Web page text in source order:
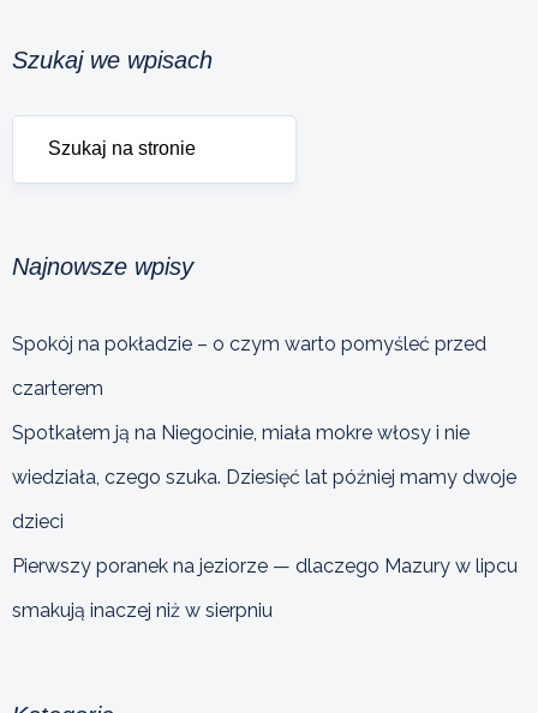
Szukaj we wpisach
Najnowsze wpisy
Spokój na pokładzie – o czym warto pomyśleć przed
czarterem
Spotkałem ją na Niegocinie, miała mokre włosy i nie
wiedziała, czego szuka. Dziesięć lat później mamy dwoje
dzieci
Pierwszy poranek na jeziorze — dlaczego Mazury w lipcu
smakują inaczej niż w sierpniu